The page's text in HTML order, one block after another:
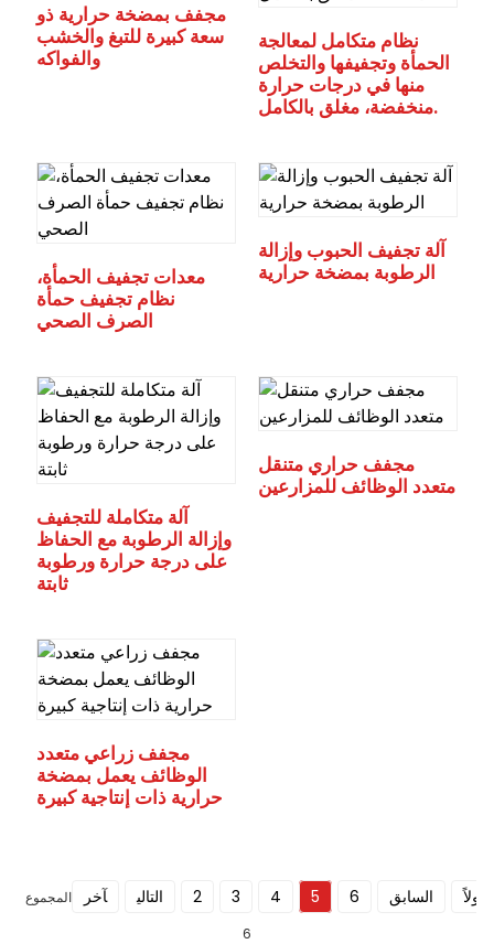
مجفف بمضخة حرارية ذو
سعة كبيرة للتبغ والخشب
والفواكه
نظام متكامل لمعالجة
الحمأة وتجفيفها والتخلص
منها في درجات حرارة
منخفضة، مغلق بالكامل.
معدات تجفيف الحمأة،
نظام تجفيف حمأة
الصرف الصحي
آلة تجفيف الحبوب وإزالة
الرطوبة بمضخة حرارية
آلة متكاملة للتجفيف
وإزالة الرطوبة مع الحفاظ
على درجة حرارة ورطوبة
ثابتة
مجفف حراري متنقل
متعدد الوظائف للمزارعين
مجفف زراعي متعدد
الوظائف يعمل بمضخة
حرارية ذات إنتاجية كبيرة
أولاً السابق 2 3 4 5 6 التالي آخر
المجموع
6